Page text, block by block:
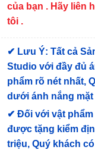
của bạn . Hãy liên
tôi .
✔ Lưu Ý: Tất cả
Studio với đầy đủ
phẩm rõ nét nhất,
dưới ánh nắng
✔ Đối với vật phẩm
được tặng kiểm
triệu, Quý khách